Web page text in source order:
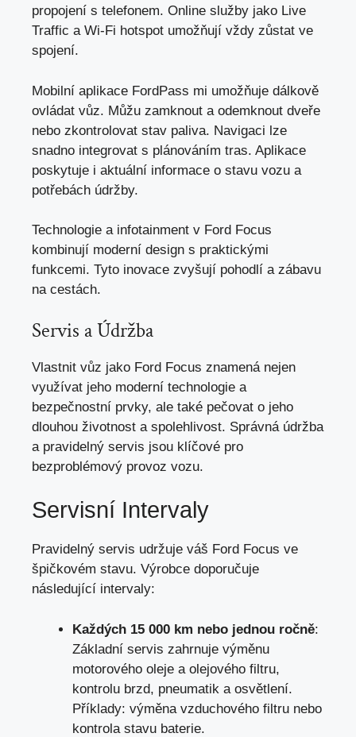
propojení s telefonem. Online služby jako Live
Traffic a Wi-Fi hotspot umožňují vždy zůstat ve
spojení.
Mobilní aplikace FordPass mi umožňuje dálkově
ovládat vůz. Můžu zamknout a odemknout dveře
nebo zkontrolovat stav paliva. Navigaci lze
snadno integrovat s plánováním tras. Aplikace
poskytuje i aktuální informace o stavu vozu a
potřebách údržby.
Technologie a infotainment v Ford Focus
kombinují moderní design s praktickými
funkcemi. Tyto inovace zvyšují pohodlí a zábavu
na cestách.
Servis a Údržba
Vlastnit vůz jako Ford Focus znamená nejen
využívat jeho moderní technologie a
bezpečnostní prvky, ale také pečovat o jeho
dlouhou životnost a spolehlivost. Správná údržba
a pravidelný servis jsou klíčové pro
bezproblémový provoz vozu.
Servisní Intervaly
Pravidelný servis udržuje váš Ford Focus ve
špičkovém stavu. Výrobce doporučuje
následující intervaly:
Každých 15 000 km nebo jednou ročně:
Základní servis zahrnuje výměnu
motorového oleje a olejového filtru,
kontrolu brzd, pneumatik a osvětlení.
Příklady: výměna vzduchového filtru nebo
kontrola stavu baterie.